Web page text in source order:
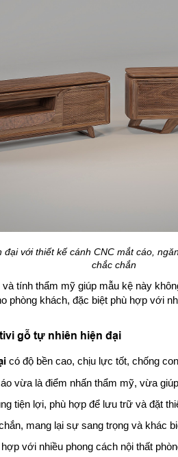
với thiết kế cánh CNC mắt cáo,
chắc chắn
tính thẩm mỹ giúp mẫu kệ này
phòng khách, đặc biệt phù hợp với
gỗ tự nhiên hiện đại
có độ bền cao, chịu lực tốt, chống
vừa là điểm nhấn thẩm mỹ, vừa
tiện lợi, phù hợp để lưu trữ và đặt
mang lại sự sang trọng và khác
với nhiều phong cách nội thất